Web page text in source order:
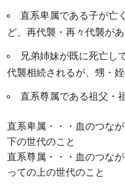
直系卑属である子が亡
ど、再代襲・再々代襲が
兄弟姉妹が既に死亡し
代襲相続されるが、甥・
直系尊属である祖父・
直系卑属・・・血のつな
下の世代のこと
直系尊属・・・血のつな
っての上の世代のこと